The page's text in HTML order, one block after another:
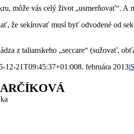
môže vás celý život „usmerňovať“. A
že sekírovať musí byť odvodené od
z talianskeho „seccare“ (sužovať,
12-21T09:45:37+01:008. februára 2013|